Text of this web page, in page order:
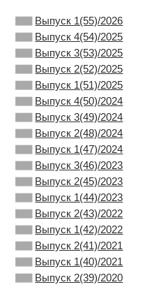
Выпуск 1(55)/2026
Выпуск 4(54)/2025
Выпуск 3(53)/2025
Выпуск 2(52)/2025
Выпуск 1(51)/2025
Выпуск 4(50)/2024
Выпуск 3(49)/2024
Выпуск 2(48)/2024
Выпуск 1(47)/2024
Выпуск 3(46)/2023
Выпуск 2(45)/2023
Выпуск 1(44)/2023
Выпуск 2(43)/2022
Выпуск 1(42)/2022
Выпуск 2(41)/2021
Выпуск 1(40)/2021
Выпуск 2(39)/2020